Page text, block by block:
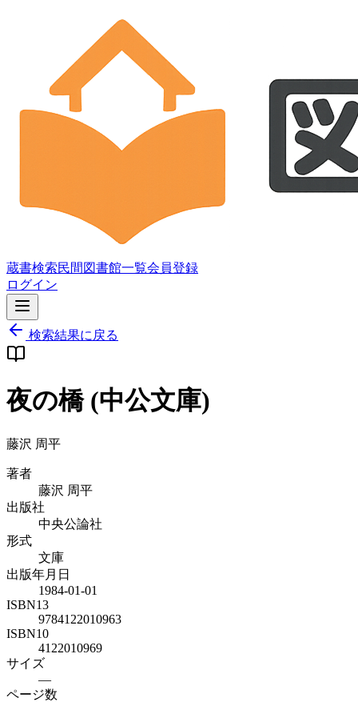
蔵書検索民間図書館一覧会員登録
ログイン
検索結果に戻る
夜の橋 (中公文庫)
藤沢 周平
著者
藤沢 周平
出版社
中央公論社
形式
文庫
出版年月日
1984-01-01
ISBN13
9784122010963
ISBN10
4122010969
サイズ
—
ページ数